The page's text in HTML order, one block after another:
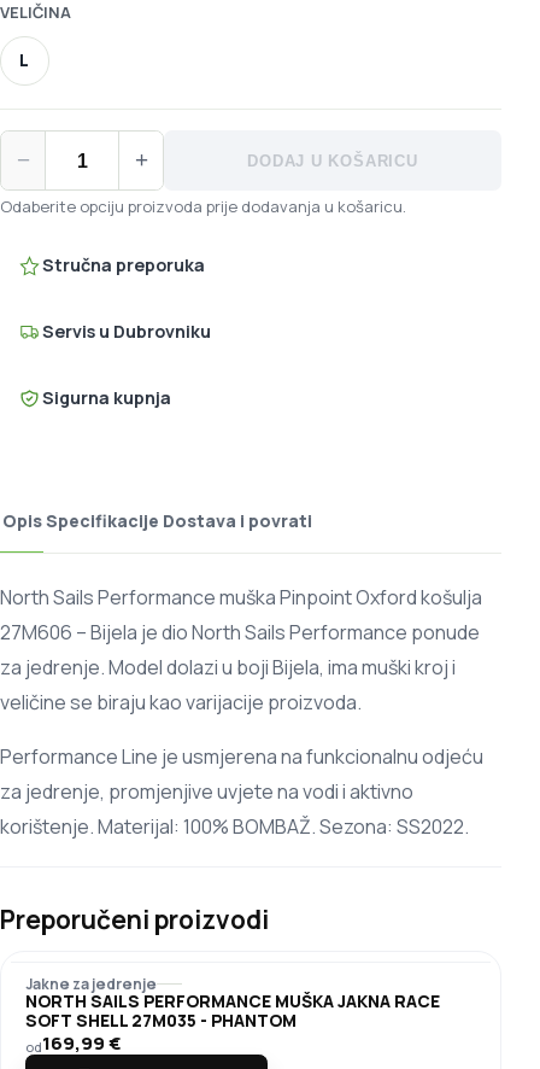
VELIČINA
L
−
North Sails Performance muška Pinpoint Oxford košulja
+ DODAJ U KOŠARICU
Odaberite opciju proizvoda prije dodavanja u košaricu.
Stručna preporuka
Servis u Dubrovniku
Sigurna kupnja
OpisSpecifikacije Dostava i povrati
North Sails Performance muška Pinpoint Oxford košulja
27M606 – Bijela je dio North Sails Performance ponude
za jedrenje. Model dolazi u boji Bijela, ima muški kroj i
veličine se biraju kao varijacije proizvoda.
Performance Line je usmjerena na funkcionalnu odjeću
za jedrenje, promjenjive uvjete na vodi i aktivno
korištenje. Materijal: 100% BOMBAŽ. Sezona: SS2022.
Preporučeni proizvodi
Jakne za jedrenje
NORTH SAILS PERFORMANCE MUŠKA JAKNA RACE
SOFT SHELL 27M035 - PHANTOM
od169,99€